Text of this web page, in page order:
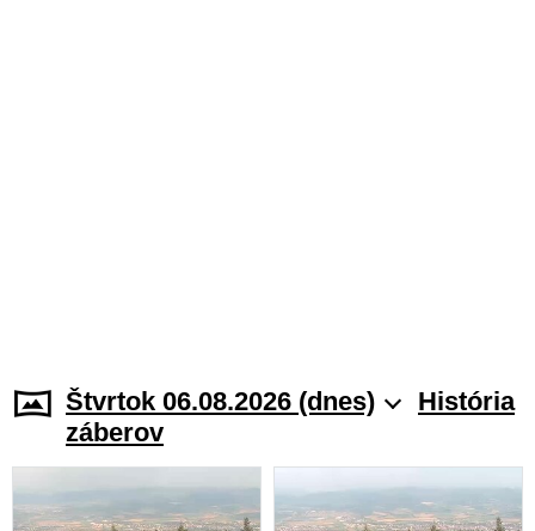
Štvrtok 06.08.2026 (dnes)
História
záberov